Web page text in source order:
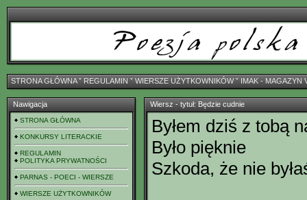
STRONA GŁÓWNAˇ REGULAMIN ˇ WIERSZE UŻYTKOWNIKÓWˇ IMAK - MAGAZYN
Nawigacja
STRONA GŁÓWNA
KONKURSY LITERACKIE
REGULAMIN
POLITYKA PRYWATNOŚCI
PARNAS - POECI - WIERSZE
WIERSZE UŻYTKOWNIKÓW
Wiersz - tytuł: Będzie cudnie
Byłem dziś z tobą
Było pięknie
Szkoda, że nie